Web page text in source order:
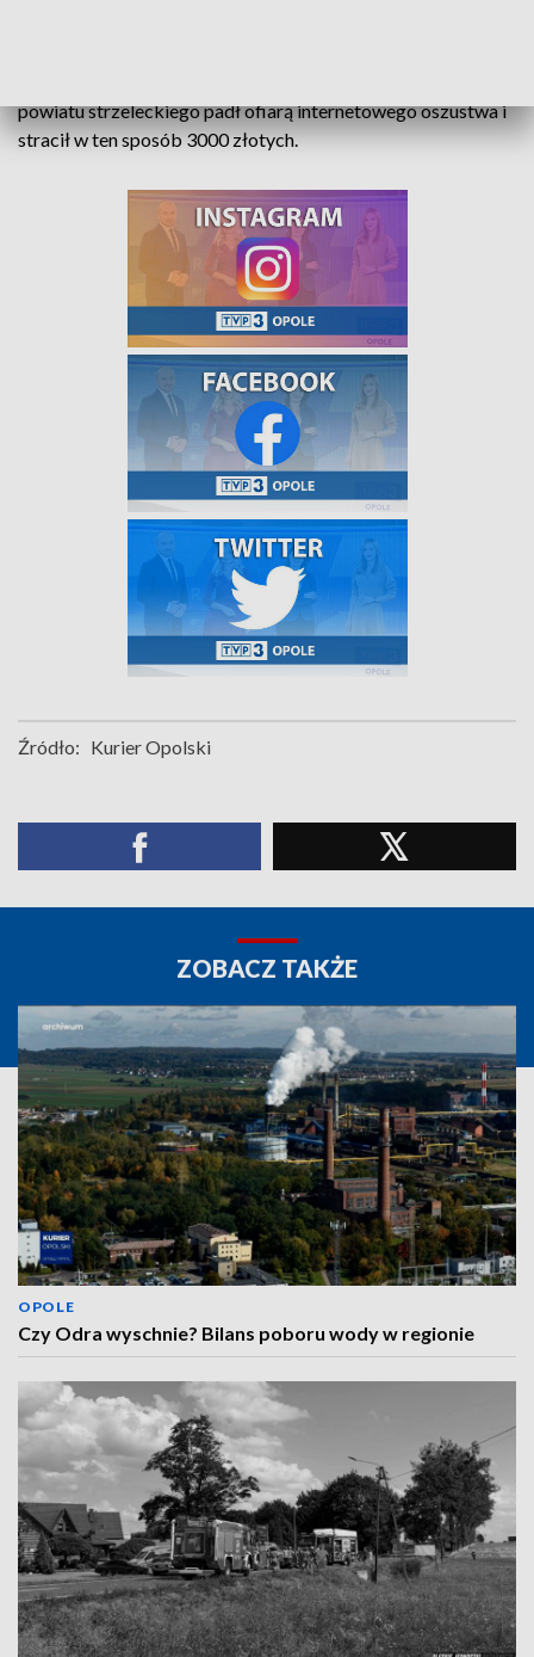
powiatu strzeleckiego padł ofiarą internetowego oszustwa i
stracił w ten sposób 3000 złotych.
Źródło: Kurier Opolski
ZOBACZ TAKŻE
OPOLE
Czy Odra wyschnie? Bilans poboru wody w regionie